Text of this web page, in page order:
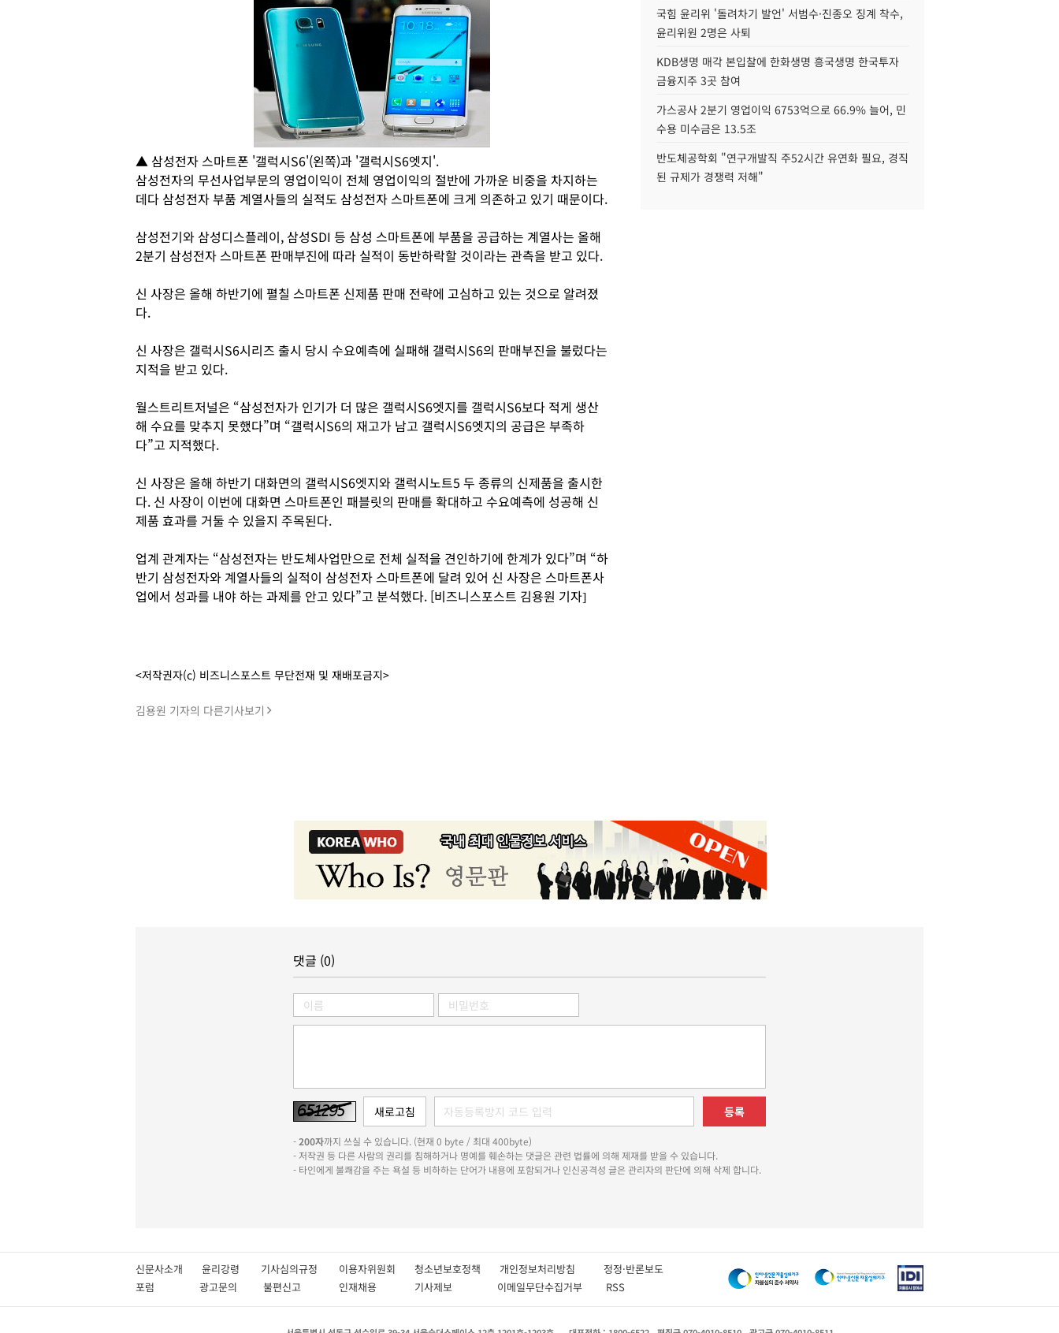
▲ 삼성전자 스마트폰 '갤럭시S6'(왼쪽)과 '갤럭시S6엣지'.
삼성전자의 무선사업부문의 영업이익이 전체 영업이익의 절반에 가까운 비중을 차지하는
데다 삼성전자 부품 계열사들의 실적도 삼성전자 스마트폰에 크게 의존하고 있기 때문이다.
삼성전기와 삼성디스플레이, 삼성SDI 등 삼성 스마트폰에 부품을 공급하는 계열사는 올해
2분기 삼성전자 스마트폰 판매부진에 따라 실적이 동반하락할 것이라는 관측을 받고 있다.
신 사장은 올해 하반기에 펼칠 스마트폰 신제품 판매 전략에 고심하고 있는 것으로 알려졌
다.
신 사장은 갤럭시S6시리즈 출시 당시 수요예측에 실패해 갤럭시S6의 판매부진을 불렀다는
지적을 받고 있다.
월스트리트저널은 “삼성전자가 인기가 더 많은 갤럭시S6엣지를 갤럭시S6보다 적게 생산
해 수요를 맞추지 못했다”며 “갤럭시S6의 재고가 남고 갤럭시S6엣지의 공급은 부족하
다”고 지적했다.
신 사장은 올해 하반기 대화면의 갤럭시S6엣지와 갤럭시노트5 두 종류의 신제품을 출시한
다. 신 사장이 이번에 대화면 스마트폰인 패블릿의 판매를 확대하고 수요예측에 성공해 신
제품 효과를 거둘 수 있을지 주목된다.
업계 관계자는 “삼성전자는 반도체사업만으로 전체 실적을 견인하기에 한계가 있다”며 “하
반기 삼성전자와 계열사들의 실적이 삼성전자 스마트폰에 달려 있어 신 사장은 스마트폰사
업에서 성과를 내야 하는 과제를 안고 있다”고 분석했다. [비즈니스포스트 김용원 기자]
<저작권자(c) 비즈니스포스트 무단전재 및 재배포금지>
김용원 기자의 다른기사보기
국힘 윤리위 '돌려차기 발언' 서범수·진종오 징계 착수,
윤리위원 2명은 사퇴
KDB생명 매각 본입찰에 한화생명 흥국생명 한국투자
금융지주 3곳 참여
가스공사 2분기 영업이익 6753억으로 66.9% 늘어, 민
수용 미수금은 13.5조
반도체공학회 "연구개발직 주52시간 유연화 필요, 경직
된 규제가 경쟁력 저해"
댓글 (0)
등록
-200자까지 쓰실 수 있습니다. (현재 0 byte / 최대 400byte)
- 저작권 등 다른 사람의 권리를 침해하거나 명예를 훼손하는 댓글은 관련 법률에 의해 제재를 받을 수 있습니다.
- 타인에게 불쾌감을 주는 욕설 등 비하하는 단어가 내용에 포함되거나 인신공격성 글은 관리자의 판단에 의해 삭제 합니다.
신문사소개 윤리강령 기사심의규정 이용자위원회 청소년보호정책 개인정보처리방침 정정·반론보도
포럼
광고문의 불편신고 인재채용 기사제보 이메일무단수집거부 RSS